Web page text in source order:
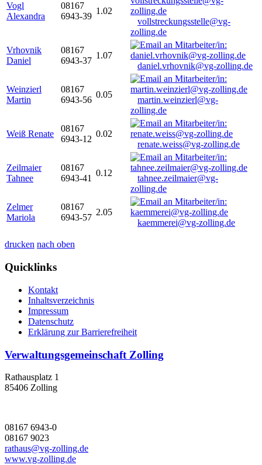
Vogl
Alexandra
08167
6943-39
1.02
vollstreckungsstelle@vg-
zolling.de
Vrhovnik
Daniel
08167
6943-37
1.07
daniel.vrhovnik@vg-zolling.de
Weinzierl
Martin
08167
6943-56
0.05
martin.weinzierl@vg-
zolling.de
Weiß Renate
08167
6943-12
0.02
renate.weiss@vg-zolling.de
Zeilmaier
Tahnee
08167
6943-41
0.12
tahnee.zeilmaier@vg-
zolling.de
Zelmer
Mariola
08167
6943-57
2.05
kaemmerei@vg-zolling.de
drucken nach oben
Quicklinks
Kontakt
Inhaltsverzeichnis
Impressum
Datenschutz
Erklärung zur Barrierefreiheit
Verwaltungsgemeinschaft Zolling
Rathausplatz 1
85406 Zolling
08167 6943-0
08167 9023
rathaus@vg-zolling.de
www.vg-zolling.de